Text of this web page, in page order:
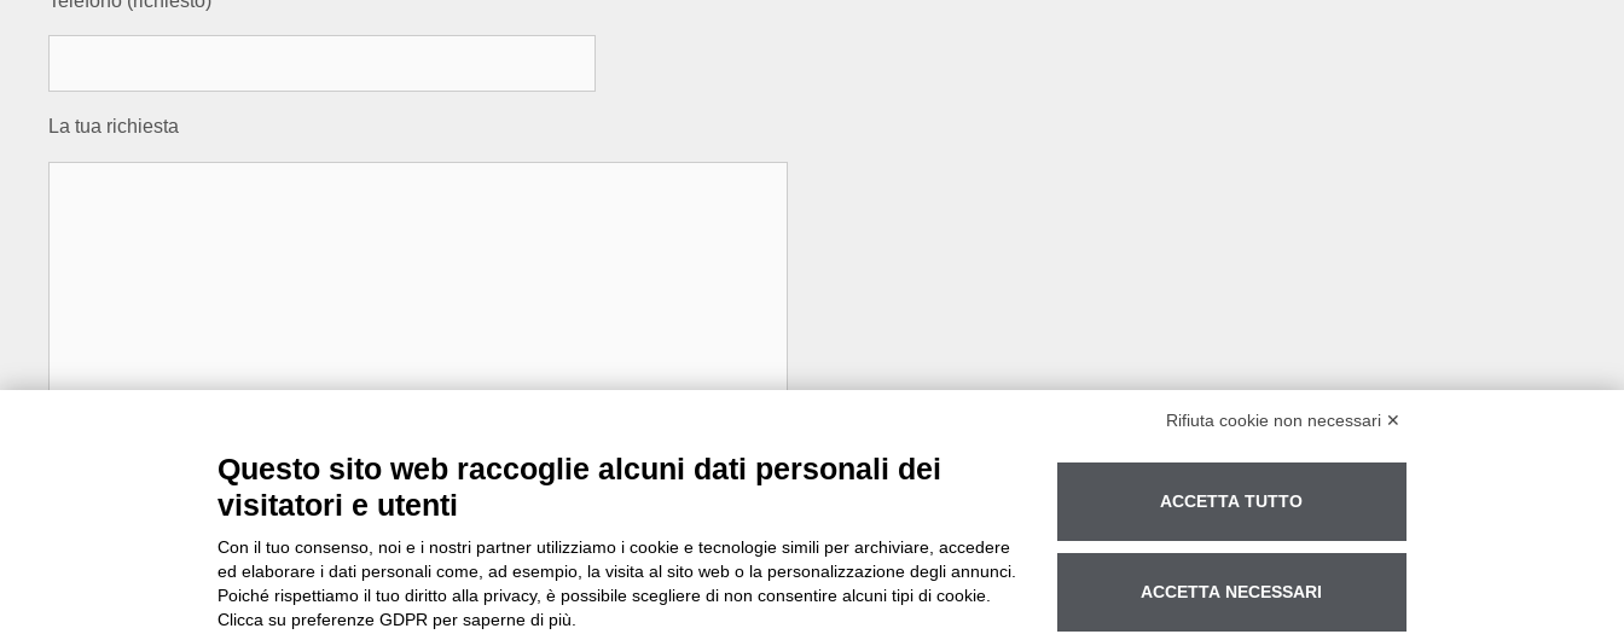
La tua richiesta
Rifiuta cookie non necessari ✕
Questo sito web raccoglie alcuni dati personali dei
visitatori e utenti
Con il tuo consenso, noi e i nostri partner utilizziamo i cookie e tecnologie simili per archiviare, accedere
ed elaborare i dati personali come, ad esempio, la visita al sito web o la personalizzazione degli annunci.
Poiché rispettiamo il tuo diritto alla privacy, è possibile scegliere di non consentire alcuni tipi di cookie.
Clicca su preferenze GDPR per saperne di più.
ACCETTA TUTTO
ACCETTA NECESSARI